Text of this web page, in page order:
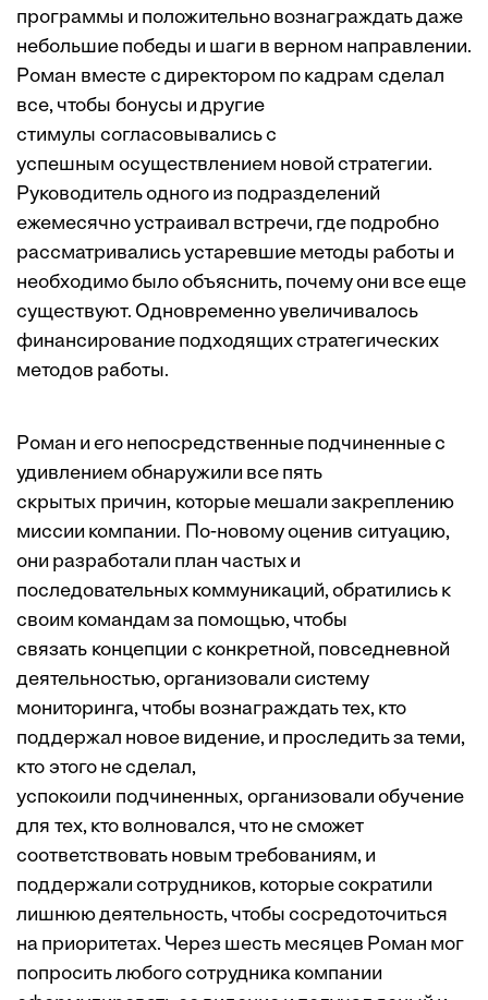
программы и положительно вознаграждать даже
небольшие победы и шаги в верном направлении.
Роман вместе с директором по кадрам сделал
все, чтобы бонусы и другие
стимулы согласовывались с
успешным осуществлением новой стратегии.
Руководитель одного из подразделений
ежемесячно устраивал встречи, где подробно
рассматривались устаревшие методы работы и
необходимо было объяснить, почему они все еще
существуют. Одновременно увеличивалось
финансирование подходящих стратегических
методов работы.
Роман и его непосредственные подчиненные с
удивлением обнаружили все пять
скрытых причин, которые мешали закреплению
миссии компании. По-новому оценив ситуацию,
они разработали план частых и
последовательных коммуникаций, обратились к
своим командам за помощью, чтобы
связать концепции с конкретной, повседневной
деятельностью, организовали систему
мониторинга, чтобы вознаграждать тех, кто
поддержал новое видение, и проследить за теми,
кто этого не сделал,
успокоили подчиненных, организовали обучение
для тех, кто волновался, что не сможет
соответствовать новым требованиям, и
поддержали сотрудников, которые сократили
лишнюю деятельность, чтобы сосредоточиться
на приоритетах. Через шесть месяцев Роман мог
попросить любого сотрудника компании